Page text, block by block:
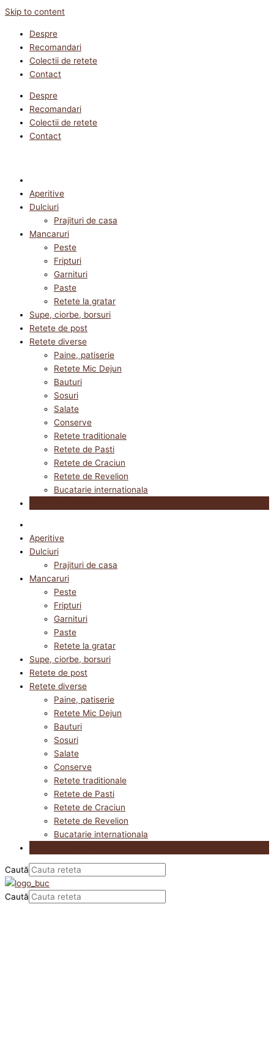
Skip to content
Despre
Recomandari
Colectii de retete
Contact
Despre
Recomandari
Colectii de retete
Contact
Aperitive
Dulciuri
Prajituri de casa
Mancaruri
Peste
Fripturi
Garnituri
Paste
Retete la gratar
Supe, ciorbe, borsuri
Retete de post
Retete diverse
Paine, patiserie
Retete Mic Dejun
Bauturi
Sosuri
Salate
Conserve
Retete traditionale
Retete de Pasti
Retete de Craciun
Retete de Revelion
Bucatarie internationala
Aperitive
Dulciuri
Prajituri de casa
Mancaruri
Peste
Fripturi
Garnituri
Paste
Retete la gratar
Supe, ciorbe, borsuri
Retete de post
Retete diverse
Paine, patiserie
Retete Mic Dejun
Bauturi
Sosuri
Salate
Conserve
Retete traditionale
Retete de Pasti
Retete de Craciun
Retete de Revelion
Bucatarie internationala
Caută
Caută